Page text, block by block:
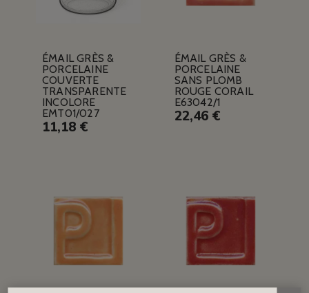
ÉMAIL GRÈS &
PORCELAINE
COUVERTE
TRANSPARENTE
INCOLORE
EMT01/027
11,18 €
ÉMAIL GRÈS &
PORCELAINE
SANS PLOMB
ROUGE CORAIL
E63042/1
22,46 €